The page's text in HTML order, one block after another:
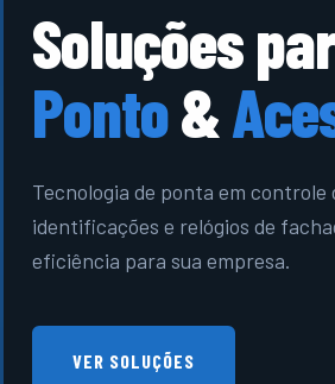
Soluções
Ponto&
Tecnologia de ponta em controle
identificações e relógios de
eficiência para sua empresa.
VER SOLUÇÕES